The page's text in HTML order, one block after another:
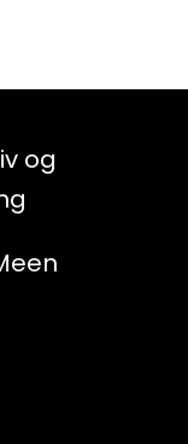
og